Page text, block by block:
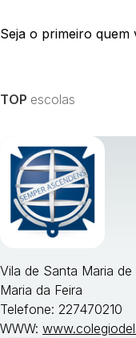
Seja o primeiro quem
TOP escolas
Vila de Santa Maria
Maria da Feira
Telefone: 227470210
WWW: